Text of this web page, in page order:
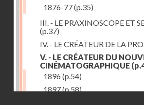
1876-77(p.35)
III. - LE PRAXINOSCOPE ET
(p.37)
IV. - LE CRÉATEUR DE LA
V. - LE CRÉATEUR DU
CINÉMATOGRAPHIQUE
1896 (p.54)
1897(p.58)